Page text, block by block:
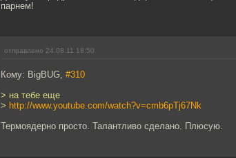
парнем!
отправлено 24.08.11 18:50
Кому: BigBUG, #310
> на тебе еще
> http://www.youtube.com/watch?v=cmb6pTj67Nk
Термоядерно просто. Талантливо сделано. Плюсую.